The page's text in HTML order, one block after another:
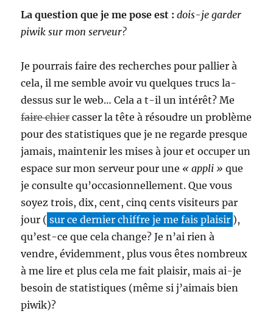
La question que je me pose est : dois-je garder
piwik sur mon serveur?
Je pourrais faire des recherches pour pallier à
cela, il me semble avoir vu quelques trucs la-
dessus sur le web… Cela a t-il un intérêt? Me
faire chiercasser la tête à résoudre un problème
pour des statistiques que je ne regarde presque
jamais, maintenir les mises à jour et occuper un
espace sur mon serveur pour une « appli » que
je consulte qu’occasionnellement. Que vous
soyez trois, dix, cent, cinq cents visiteurs par
jour ( sur ce dernier chiffre je me fais plaisir ),
qu’est-ce que cela change? Je n’ai rien à
vendre, évidemment, plus vous êtes nombreux
à me lire et plus cela me fait plaisir, mais ai-je
besoin de statistiques (même si j’aimais bien
piwik)?